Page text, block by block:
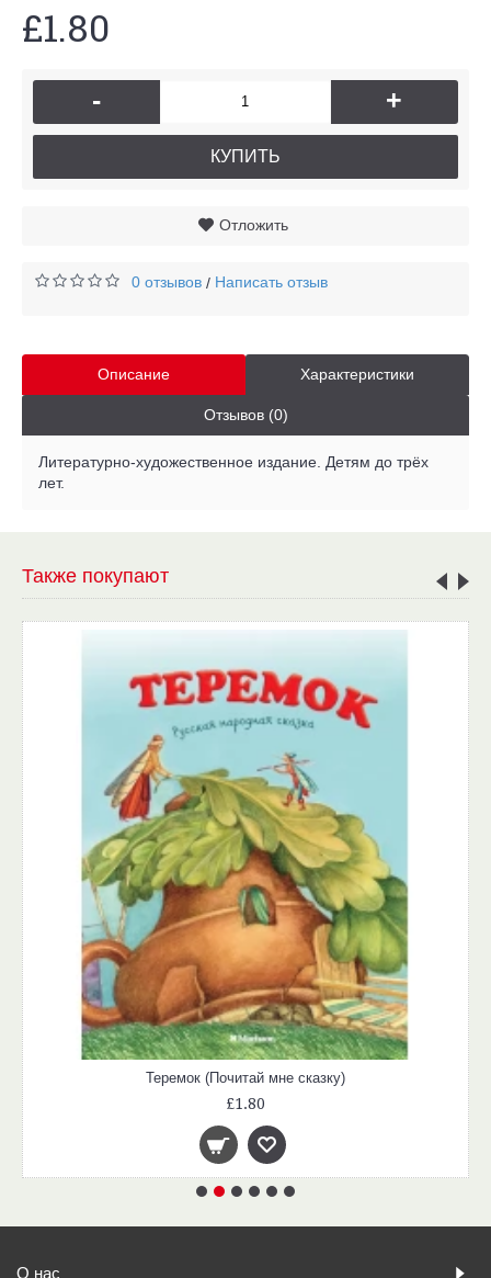
£1.80
- +
КУПИТЬ
Отложить
0 отзывов / Написать отзыв
Описание Характеристики
Отзывов (0)
Литературно-художественное издание. Детям до трёх
лет.
Также покупают
Теремок (Почитай мне сказку)
£1.80
О нас